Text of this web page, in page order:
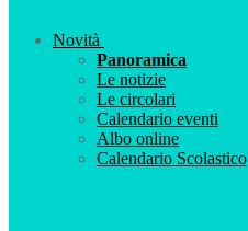
Novità
Panoramica
Le notizie
Le circolari
Calendario eventi
Albo online
Calendario Scolastico